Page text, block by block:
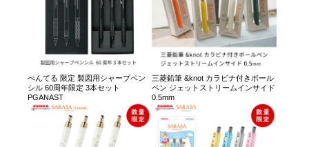
ぺんてる 限定 製図用シャープペン
シル 60周年限定 3本セット
PGANAST
三菱鉛筆 &knot カラビナ付きボール
ペン ジェットストリームインサイド
0.5mm